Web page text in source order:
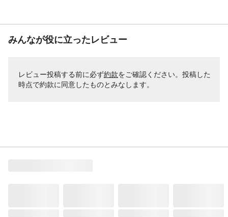
みんなが役に立ったレビュー
レビュー投稿する前に必ず約款をご確認ください。投稿した
時点で約款に同意したものとみなします。